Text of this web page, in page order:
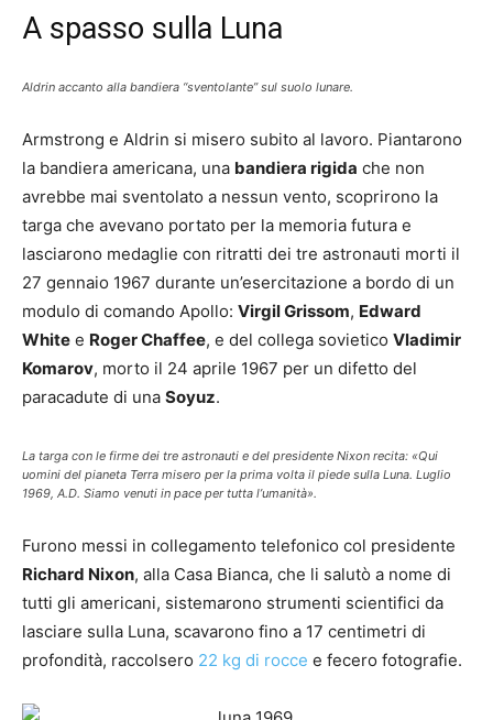
A spasso sulla Luna
Aldrin accanto alla bandiera “sventolante” sul suolo lunare.
Armstrong e Aldrin si misero subito al lavoro. Piantarono
la bandiera americana, una bandiera rigida che non
avrebbe mai sventolato a nessun vento, scoprirono la
targa che avevano portato per la memoria futura e
lasciarono medaglie con ritratti dei tre astronauti morti il
27 gennaio 1967 durante un’esercitazione a bordo di un
modulo di comando Apollo: Virgil Grissom, Edward
White e Roger Chaffee, e del collega sovietico Vladimir
Komarov, morto il 24 aprile 1967 per un difetto del
paracadute di una Soyuz.
La targa con le firme dei tre astronauti e del presidente Nixon recita: «Qui
uomini del pianeta Terra misero per la prima volta il piede sulla Luna. Luglio
1969, A.D. Siamo venuti in pace per tutta l’umanità».
Furono messi in collegamento telefonico col presidente
Richard Nixon, alla Casa Bianca, che li salutò a nome di
tutti gli americani, sistemarono strumenti scientifici da
lasciare sulla Luna, scavarono fino a 17 centimetri di
profondità, raccolsero 22 kg di rocce e fecero fotografie.